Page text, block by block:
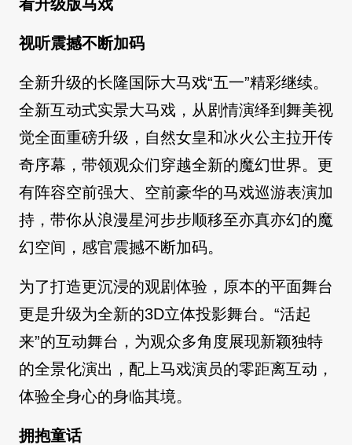
看升级版马戏
视听震撼不断加码
全新升级的长隆国际大马戏“五一”精彩继续。
全新互动式实景大马戏，从剧情演绎到舞美视
觉全面重磅升级，自然女皇和冰火公主拉开传
奇序幕，带领观众们穿越全新的魔幻世界。更
有阵容空前强大、空前豪华的马戏巡游表演加
持，带你从浪漫星河步步顺移至亦真亦幻的魔
幻空间，感官震撼不断加码。
为了打造更沉浸的观剧体验，原本的平面舞台
更是升级为全新的3D立体投影舞台。“活起
来”的互动舞台，为观众多角度展现新颖独特
的全景化演出，配上马戏演员的零距离互动，
体验全身心的身临其境。
拥抱童话